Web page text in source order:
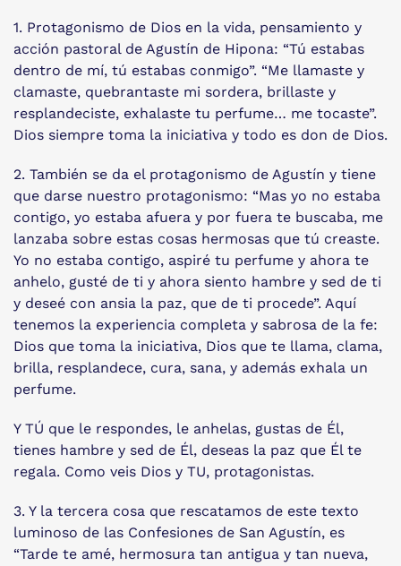
1. Protagonismo de Dios en la vida, pensamiento y
acción pastoral de Agustín de Hipona: “Tú estabas
dentro de mí, tú estabas conmigo”. “Me llamaste y
clamaste, quebrantaste mi sordera, brillaste y
resplandeciste, exhalaste tu perfume… me tocaste”.
Dios siempre toma la iniciativa y todo es don de Dios.
2. También se da el protagonismo de Agustín y tiene
que darse nuestro protagonismo: “Mas yo no estaba
contigo, yo estaba afuera y por fuera te buscaba, me
lanzaba sobre estas cosas hermosas que tú creaste.
Yo no estaba contigo, aspiré tu perfume y ahora te
anhelo, gusté de ti y ahora siento hambre y sed de ti
y deseé con ansia la paz, que de ti procede”. Aquí
tenemos la experiencia completa y sabrosa de la fe:
Dios que toma la iniciativa, Dios que te llama, clama,
brilla, resplandece, cura, sana, y además exhala un
perfume.
Y TÚ que le respondes, le anhelas, gustas de Él,
tienes hambre y sed de Él, deseas la paz que Él te
regala. Como veis Dios y TU, protagonistas.
3. Y la tercera cosa que rescatamos de este texto
luminoso de las Confesiones de San Agustín, es
“Tarde te amé, hermosura tan antigua y tan nueva,